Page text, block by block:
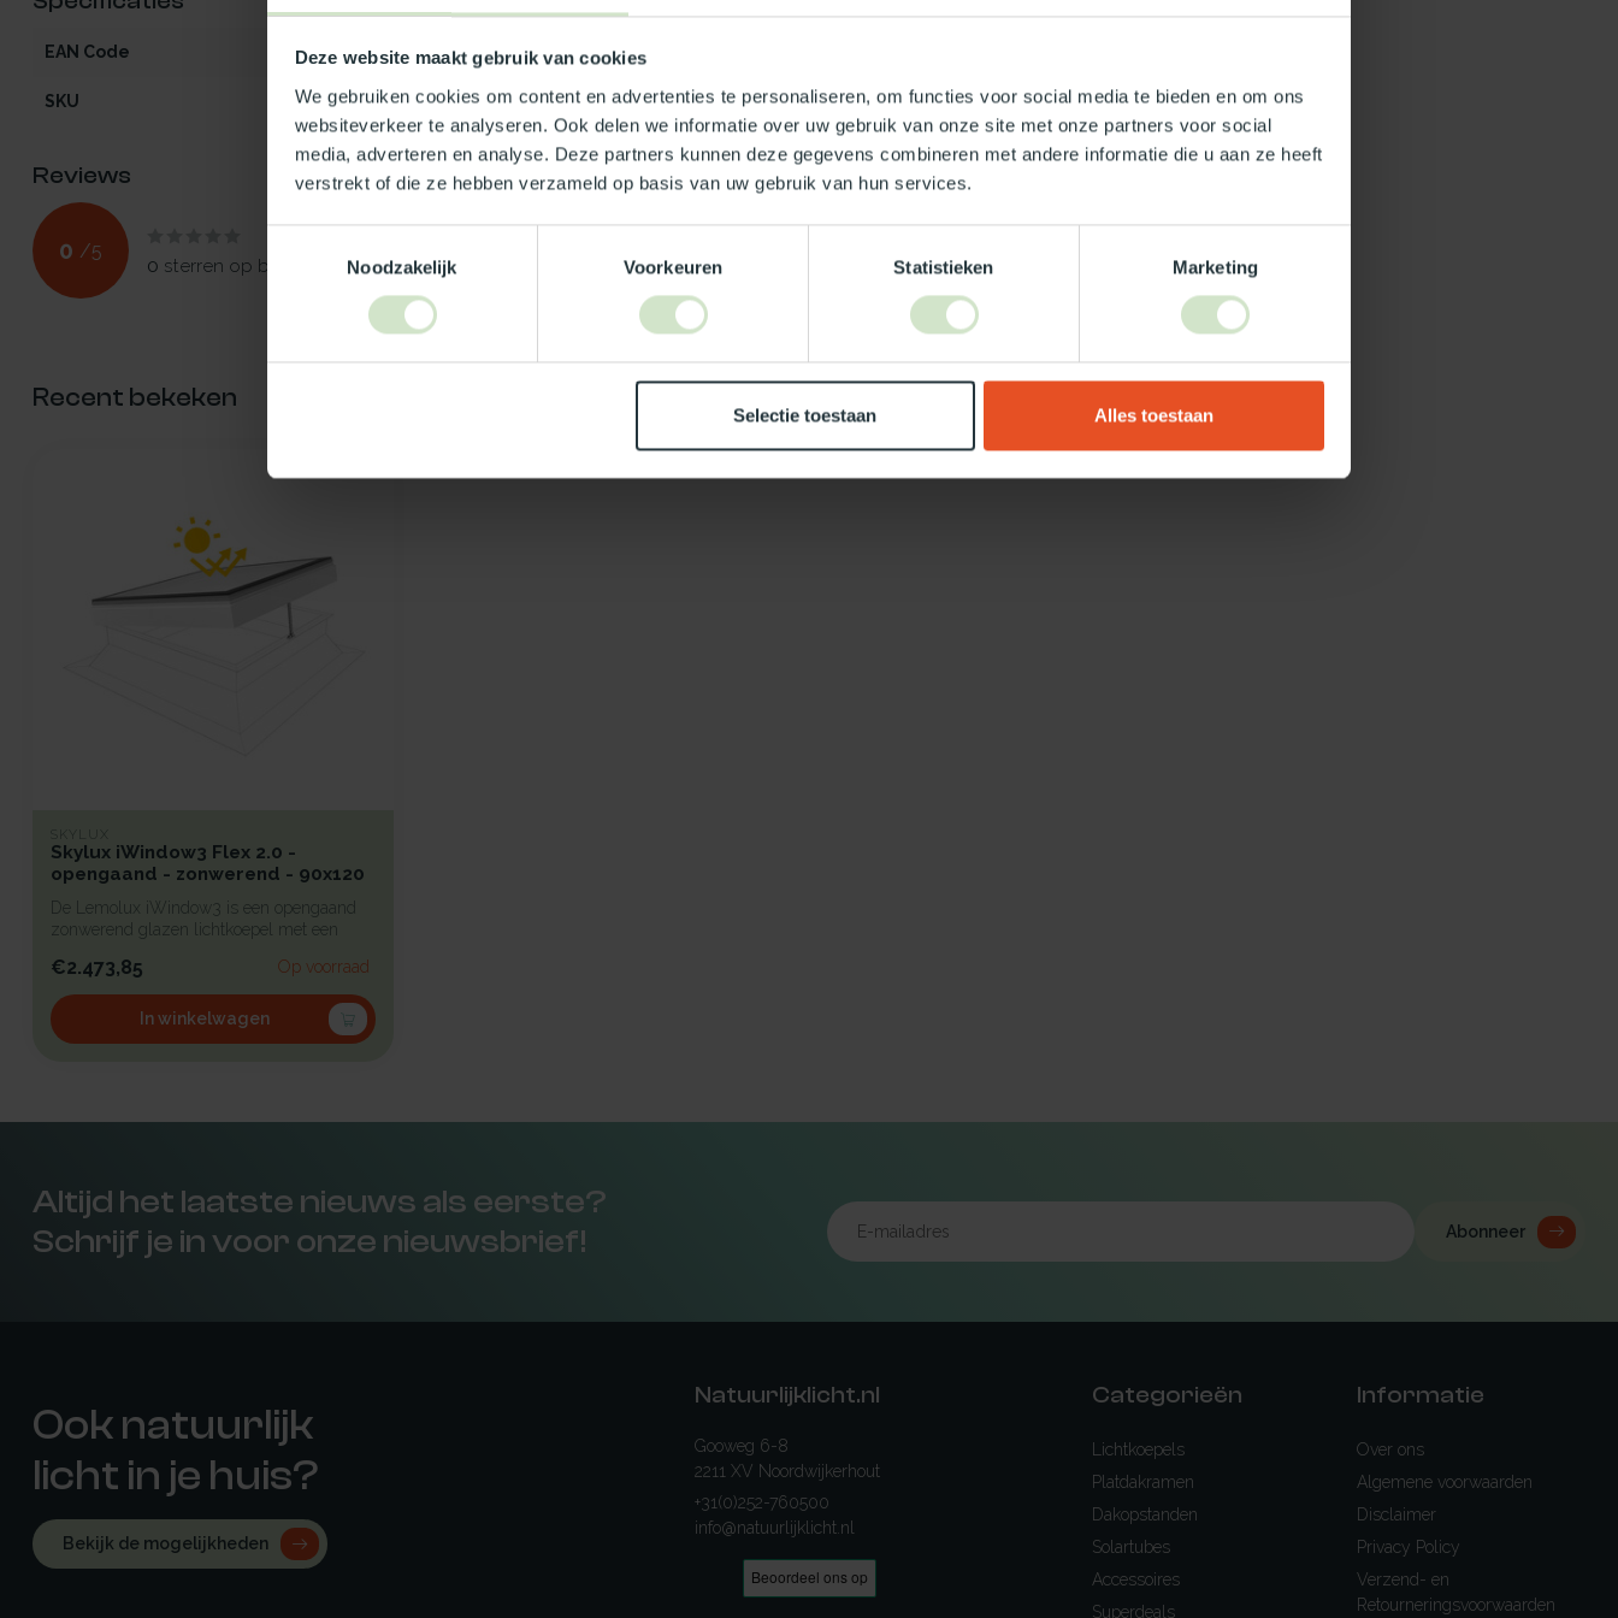
Deze website maakt gebruik van cookies
We gebruiken cookies om content en advertenties te personaliseren, om functies voor social media te bieden en om ons
websiteverkeer te analyseren. Ook delen we informatie over uw gebruik van onze site met onze partners voor social
media, adverteren en analyse. Deze partners kunnen deze gegevens combineren met andere informatie die u aan ze heeft
verstrekt of die ze hebben verzameld op basis van uw gebruik van hun services.
Noodzakelijk
Voorkeuren Statistieken Marketing
Selectie toestaan Alles toestaan
EAN Code 5401129032975
SKU 103297
Reviews
0 /5
0 sterren op basis van 0beoordelingen
Recent bekeken
SKYLUX
Skylux iWindow3 Flex 2.0 -
opengaand - zonwerend - 90x120
De Lemolux iWindow3 is een opengaand
zonwerend glazen lichtkoepel met een
€2.473,85 Op voorraad
In winkelwagen
Altijd het laatste nieuws als eerste?
Schrijf je in voor onze nieuwsbrief!
Abonneer
Ook natuurlijk
licht in je huis?
Bekijk de mogelijkheden
Natuurlijklicht.nl
Gooweg 6-8
2211 XV Noordwijkerhout
+31(0)252-760500
info@natuurlijklicht.nl
Categorieën
Lichtkoepels
Platdakramen
Dakopstanden
Solartubes
Accessoires
Superdeals
Informatie
Over ons
Algemene voorwaarden
Disclaimer
Privacy Policy
Verzend- en
Retourneringsvoorwaarden